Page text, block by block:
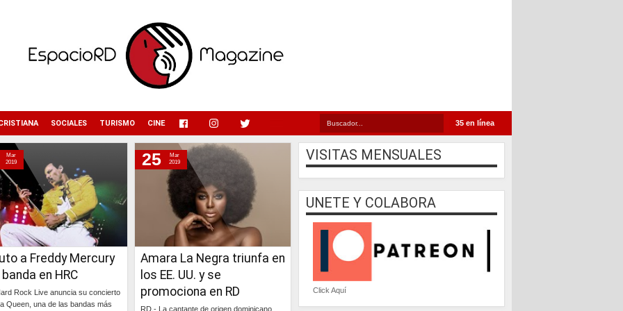
35 en línea
SOCIALES TURISMO CINE
a Freddy Mercury
en HRC
Rock Live anuncia su concierto
Queen, una de las bandas más
Mar
2019
Amara La Negra triunfa en
los EE. UU. y se
promociona en RD
RD.- La cantante de origen dominicano
25
Mar
2019
VISITAS MENSUALES
UNETE Y COLABORA
Click Aquí